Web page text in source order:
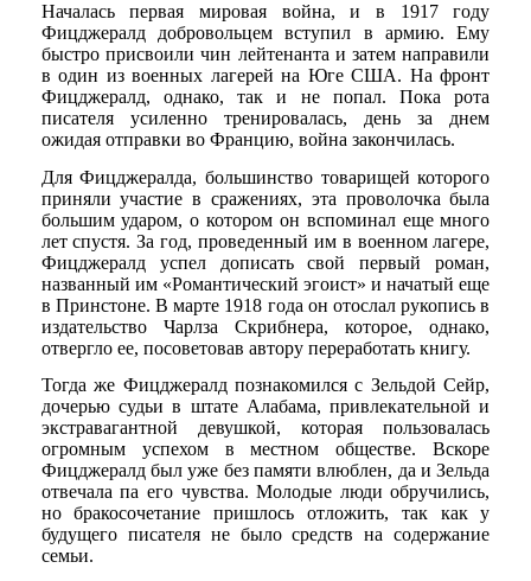
Началась первая мировая война, и в 1917 году
Фицджералд добровольцем вступил в армию. Ему
быстро присвоили чин лейтенанта и затем направили
в один из военных лагерей на Юге США. На фронт
Фицджералд, однако, так и не попал. Пока рота
писателя усиленно тренировалась, день за днем
ожидая отправки во Францию, война закончилась.
Для Фицджералда, большинство товарищей которого
приняли участие в сражениях, эта проволочка была
большим ударом, о котором он вспоминал еще много
лет спустя. За год, проведенный им в военном лагере,
Фицджералд успел дописать свой первый роман,
названный им «Романтический эгоист» и начатый еще
в Принстоне. В марте 1918 года он отослал рукопись в
издательство Чарлза Скрибнера, которое, однако,
отвергло ее, посоветовав автору переработать книгу.
Тогда же Фицджералд познакомился с Зельдой Сейр,
дочерью судьи в штате Алабама, привлекательной и
экстравагантной девушкой, которая пользовалась
огромным успехом в местном обществе. Вскоре
Фицджералд был уже без памяти влюблен, да и Зельда
отвечала па его чувства. Молодые люди обручились,
но бракосочетание пришлось отложить, так как у
будущего писателя не было средств на содержание
семьи.